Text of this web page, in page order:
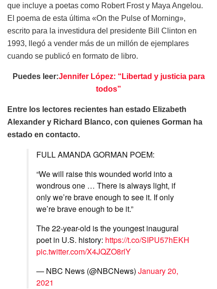
que incluye a poetas como Robert Frost y Maya Angelou.
El poema de esta última «On the Pulse of Morning»,
escrito para la investidura del presidente Bill Clinton en
1993, llegó a vender más de un millón de ejemplares
cuando se publicó en formato de libro.
Puedes leer:Jennifer López: “Libertad y justicia para
todos”
Entre los lectores recientes han estado Elizabeth
Alexander y Richard Blanco, con quienes Gorman ha
estado en contacto.
FULL AMANDA GORMAN POEM:
“We will raise this wounded world into a
wondrous one … There is always light, if
only we’re brave enough to see it. If only
we’re brave enough to be it.”
The 22-year-old is the youngest inaugural
poet in U.S. history: https://t.co/SIPU57hEKH
pic.twitter.com/X4JQZO8rlY
— NBC News (@NBCNews) January 20,
2021